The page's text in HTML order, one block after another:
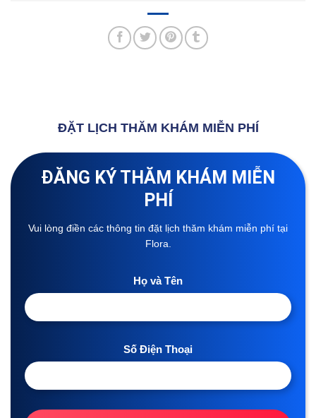
ĐẶT LỊCH THĂM KHÁM MIỄN PHÍ
ĐĂNG KÝ THĂM KHÁM MIỄN
PHÍ
Vui lòng điền các thông tin đặt lịch thăm khám miễn phí tại
Flora.
Họ và Tên
Số Điện Thoại